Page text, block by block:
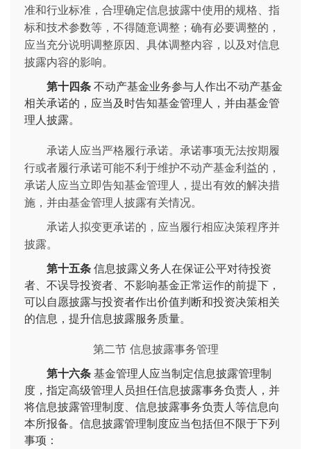
准和行业标准，合理确定信息披露中使用的规格、指
标和技术参数等，不得随意调整；确有必要调整的，
应当充分说明调整原因、具体调整内容，以及对信息
披露内容的影响。
第十四条 不动产基金业务参与人作出不动产基金
相关承诺的，应当及时告知基金管理人，并由基金管
理人披露。
承诺人应当严格履行承诺。承诺事项无法按期履
行或者履行承诺可能不利于维护不动产基金利益的，
承诺人应当立即告知基金管理人，提出有效的解决措
施，并由基金管理人披露有关情况。
承诺人拟变更承诺的，应当履行相应决策程序并
披露。
第十五条 信息披露义务人在保证公平对待投资
者、不误导投资者、不影响基金正常运作的前提下，
可以自愿披露与投资者作出价值判断和投资决策相关
的信息，提升信息披露服务质量。
第二节 信息披露事务管理
第十六条 基金管理人应当制定信息披露管理制
度，指定高级管理人员担任信息披露事务负责人，并
将信息披露管理制度、信息披露事务负责人等信息向
本所报备。信息披露管理制度应当包括但不限于下列
事项：